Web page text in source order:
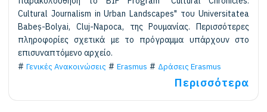
Cultural Journalism in Urban Landscapes" του Universitatea
Babeș-Bolyai, Cluj-Napoca, της Ρουμανίας. Περισσότερες
πληροφορίες σχετικά με το πρόγραμμα υπάρχουν στο
επισυναπτόμενο αρχείο.
Γενικές Ανακοινώσεις
Erasmus Δράσεις Erasmus
Περισσότερα